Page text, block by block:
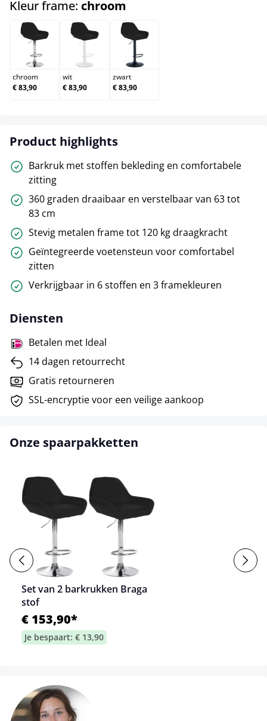
Kleur frame: chroom
chroom
chroom
€ 83,90
wit
wit
€ 83,90
zwart
zwart
€ 83,90
Product highlights
Barkruk met stoffen bekleding en comfortabele
zitting
360 graden draaibaar en verstelbaar van 63 tot
83 cm
Stevig metalen frame tot 120 kg draagkracht
Geïntegreerde voetensteun voor comfortabel
zitten
Verkrijgbaar in 6 stoffen en 3 framekleuren
Diensten
Betalen met Ideal
14 dagen retourrecht
Gratis retourneren
SSL-encryptie voor een veilige aankoop
Onze spaarpakketten
Set van 2 barkrukken Braga
stof
€ 153,90*
Je bespaart: € 13,90